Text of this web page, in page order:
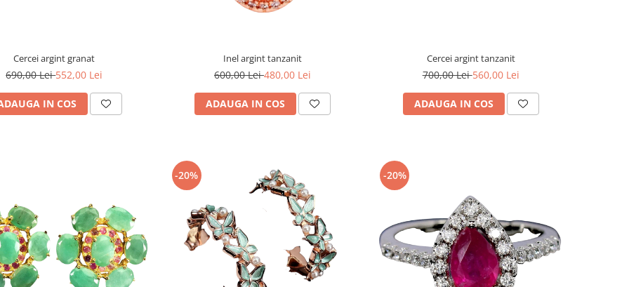
Cercei argint granat
690,00 Lei552,00 Lei
IN COS
Inel argint tanzanit
600,00 Lei480,00 Lei
ADAUGA IN COS
Cercei argint tanzanit
700,00 Lei560,00 Lei
ADAUGA IN COS
-20% -20%